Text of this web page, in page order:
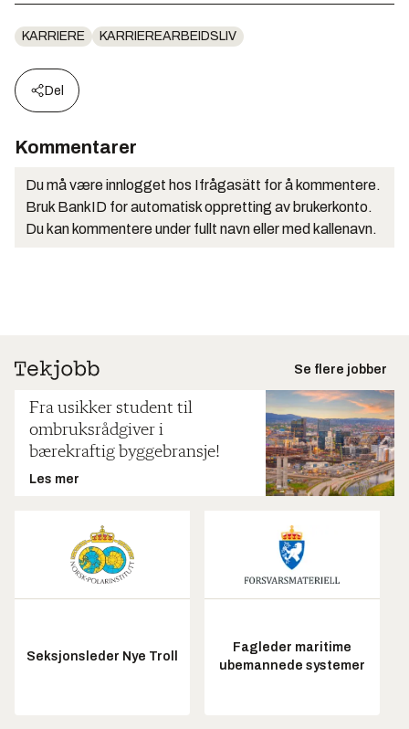
KARRIERE KARRIEREARBEIDSLIV
Del
Kommentarer
Du må være innlogget hos Ifrågasätt for å kommentere.
Bruk BankID for automatisk oppretting av brukerkonto.
Du kan kommentere under fullt navn eller med kallenavn.
Se flere jobber
Fra usikker student til
ombruksrådgiver i
bærekraftig byggebransje!
Les mer
Seksjonsleder Nye Troll
Fagleder maritime
ubemannede systemer